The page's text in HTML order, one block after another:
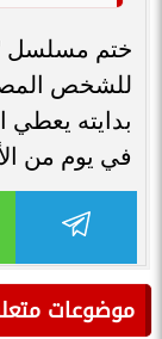
ختم مسلسل
للشخص
بدايته يعطي
في يوم من
موضوعات